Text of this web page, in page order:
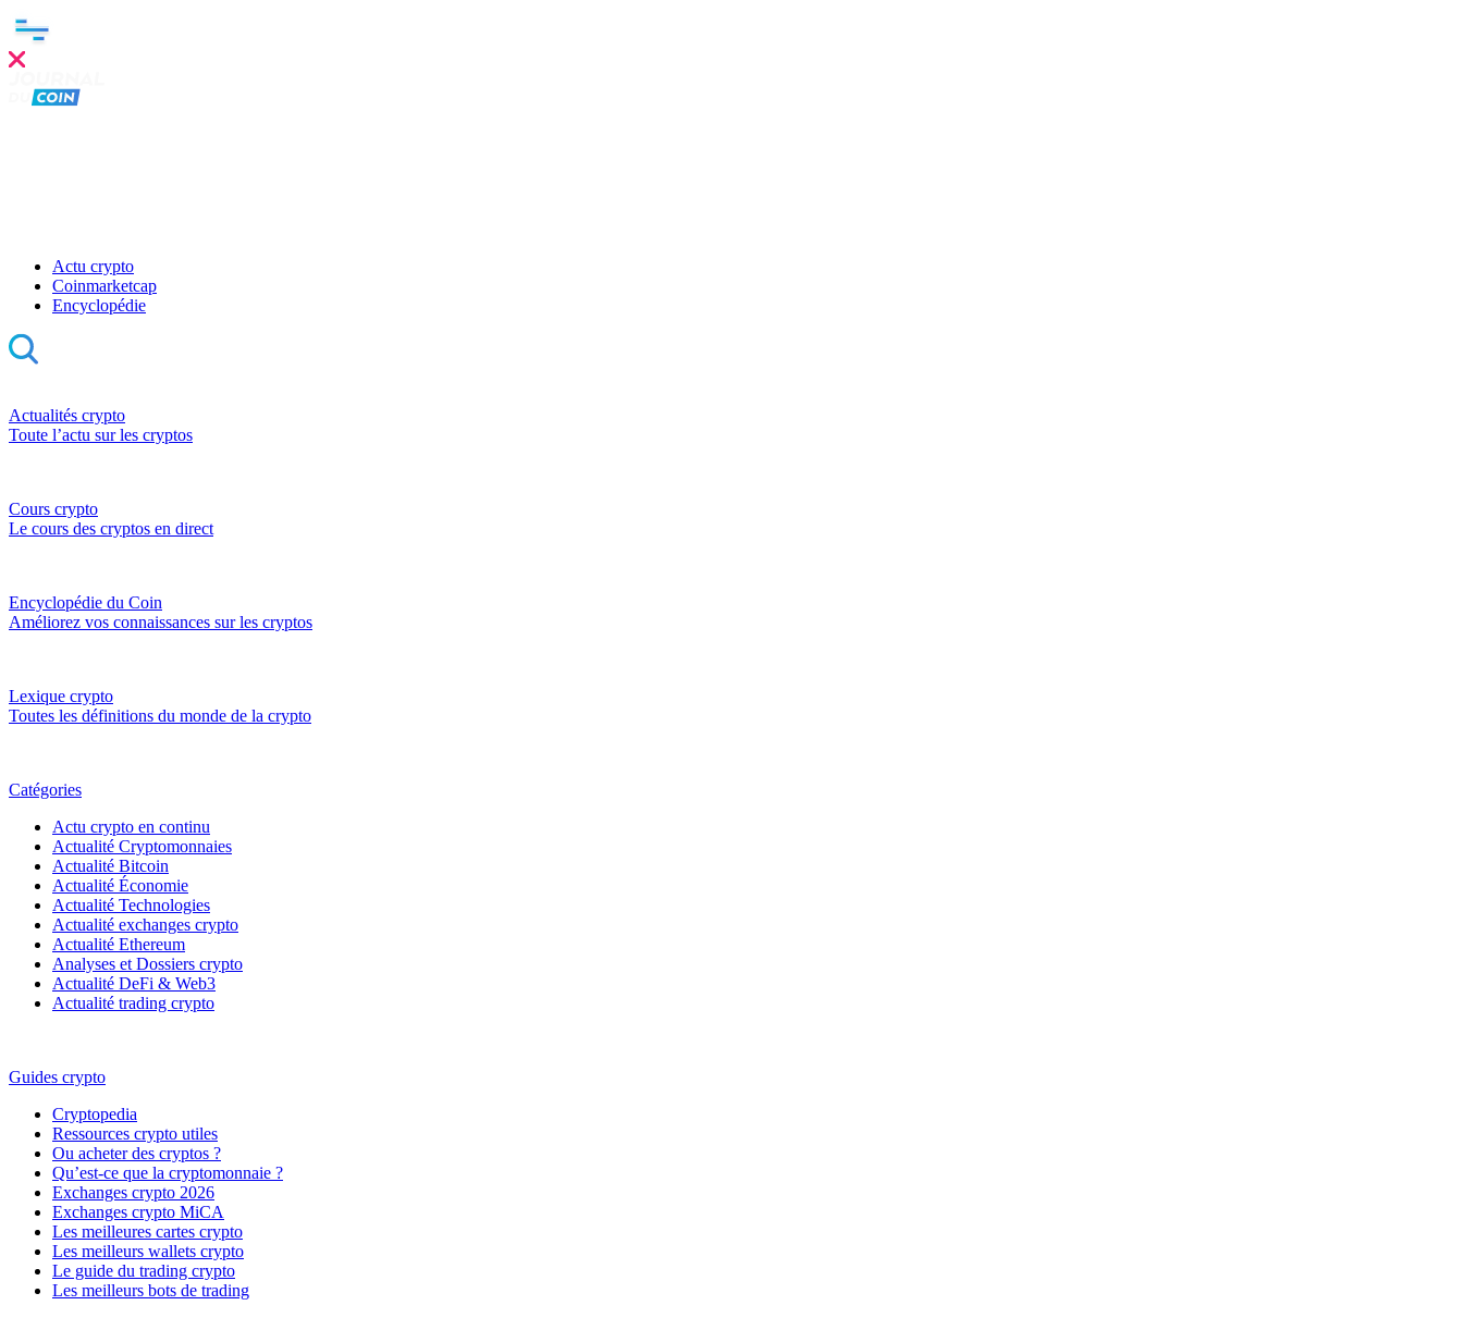
Actu crypto
Coinmarketcap
Encyclopédie
Actualités crypto
Toute l’actu sur les cryptos
Cours crypto
Le cours des cryptos en direct
Encyclopédie du Coin
Améliorez vos connaissances sur les cryptos
Lexique crypto
Toutes les définitions du monde de la crypto
Catégories
Actu crypto en continu
Actualité Cryptomonnaies
Actualité Bitcoin
Actualité Économie
Actualité Technologies
Actualité exchanges crypto
Actualité Ethereum
Analyses et Dossiers crypto
Actualité DeFi & Web3
Actualité trading crypto
Guides crypto
Cryptopedia
Ressources crypto utiles
Ou acheter des cryptos ?
Qu’est-ce que la cryptomonnaie ?
Exchanges crypto 2026
Exchanges crypto MiCA
Les meilleures cartes crypto
Les meilleurs wallets crypto
Le guide du trading crypto
Les meilleurs bots de trading